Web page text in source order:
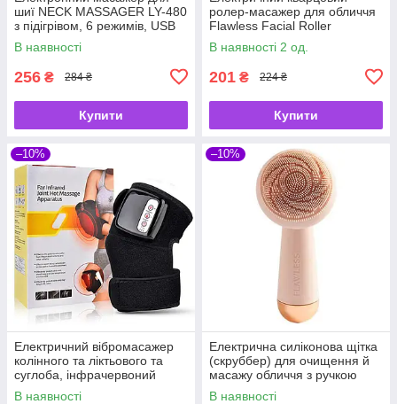
шиї NECK MASSAGER LY-480
з підігрівом, 6 режимів, USB
В наявності
256 ₴ 284 ₴
Купити
ролер-масажер для обличчя
Flawless Facial Roller
Massager
В наявності 2 од.
201 ₴ 224 ₴
Купити
–10%
Електричний вібромасажер
колінного та ліктьового та
суглоба, інфрачервоний
масажер із підігрівом
В наявності
–10%
Електрична силіконова щітка
(скруббер) для очищення й
масажу обличчя з ручкою
В наявності